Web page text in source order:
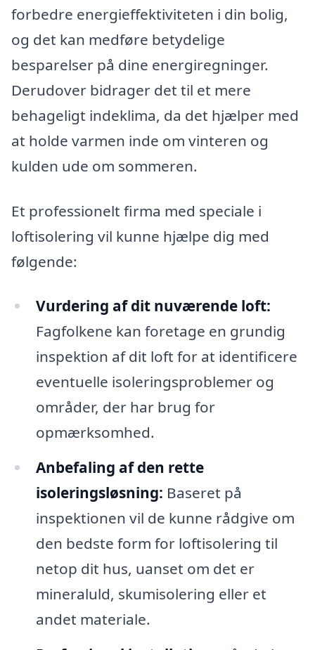
forbedre energieffektiviteten i din bolig,
og det kan medføre betydelige
besparelser på dine energiregninger.
Derudover bidrager det til et mere
behageligt indeklima, da det hjælper med
at holde varmen inde om vinteren og
kulden ude om sommeren.
Et professionelt firma med speciale i
loftisolering vil kunne hjælpe dig med
følgende:
Vurdering af dit nuværende loft:
Fagfolkene kan foretage en grundig
inspektion af dit loft for at identificere
eventuelle isoleringsproblemer og
områder, der har brug for
opmærksomhed.
Anbefaling af den rette
isoleringsløsning: Baseret på
inspektionen vil de kunne rådgive om
den bedste form for loftisolering til
netop dit hus, uanset om det er
mineraluld, skumisolering eller et
andet materiale.